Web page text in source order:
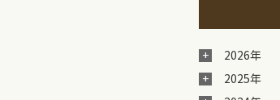
2026年
2025年